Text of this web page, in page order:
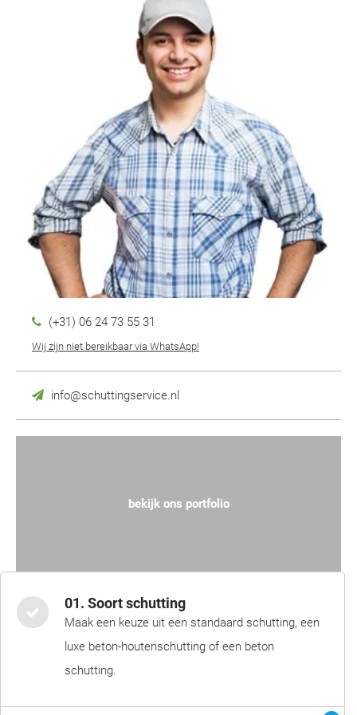
(+31) 06 24 73 55 31
Wij zijn niet bereikbaar via WhatsApp!
info@schuttingservice.nl
bekijk ons portfolio
01. Soort schutting
Maak een keuze uit een standaard schutting, een
luxe beton-houtenschutting of een beton
schutting.